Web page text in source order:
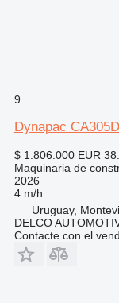
9
Dynapac CA305D
$ 1.806.000 EUR
Maquinaria de
2026
4 m/h
Uruguay,
DELCO
Contacte con el